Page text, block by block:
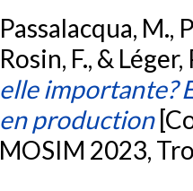
Passalacqua, M.,
Rosin, F., &
elle importante?
en production
MOSIM 2023,